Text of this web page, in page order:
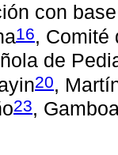
con
16, Comité
de
20,
23,